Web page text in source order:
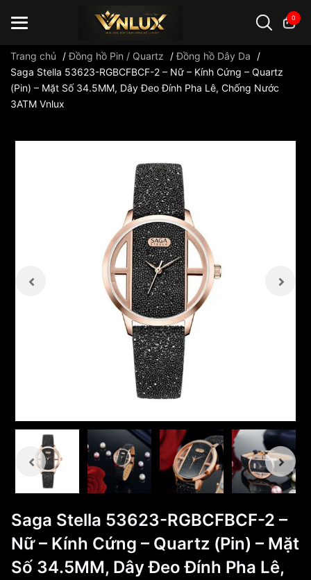
0
Đồng hồ casio đồng hồ G-Shock đồng hồ Orient ...
Trang chủ /Đồng hồ Pin / Quartz /Đồng hồ Dây Da
/
Saga Stella 53623-RGBCFBCF-2 – Nữ – Kính Cứng – Quartz
(Pin) – Mặt Số 34.5MM, Dây Đeo Đính Pha Lê, Chống Nước
3ATM Vnlux
Saga Stella 53623-RGBCFBCF-2 –
Nữ – Kính Cứng – Quartz (Pin) – Mặt
Số 34.5MM, Dây Đeo Đính Pha Lê,